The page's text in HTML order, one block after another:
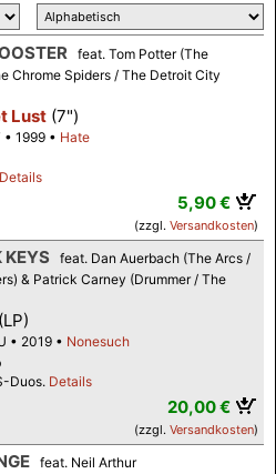
feat. Tom Potter (The
Chrome Spiders / The Detroit City
Lust (7")
1999
Hate
Details
5,90 €
(zzgl. Versandkosten)
KEYS
feat. Dan Auerbach (The Arcs /
& Patrick Carney (Drummer / The
(LP)
2019
Nonesuch
Duos. Details
20,00 €
(zzgl. Versandkosten)
feat. Neil Arthur